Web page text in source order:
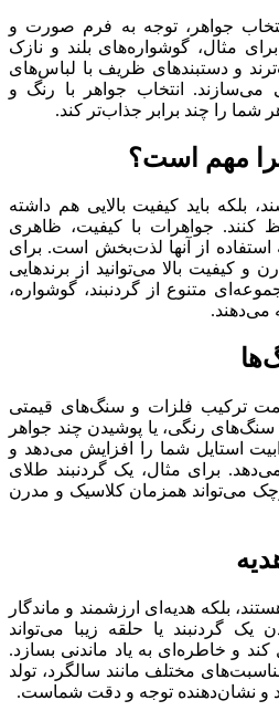
جواهر، توجه به فرم صورت و
مثال، گوشواره‌های بلند و نازک
و دستبندهای ظریف با لباس‌های
می‌سازند. انتخاب جواهر با رنگ و
را چند برابر جذاب‌تر کند.
مهم است؟
بلکه باید کیفیت بالایی هم داشته
کنند. جواهرات با کیفیت، ظاهری
استفاده از آنها لذت‌بخش است. برای
کیفیت بالا می‌توانید از برندهایی
متنوع از گردنبند، گوشواره،
می‌دهند.
ترکیب فلزات و سنگ‌های قیمتی
رنگی، یا پوشیدن چند جواهر
استایل شما را افزایش می‌دهد و
برای مثال، یک گردنبند طلای
می‌تواند همزمان کلاسیک و مدرن
بلکه هدیه‌ای ارزشمند و ماندگار
گردنبند یا حلقه زیبا می‌تواند
و خاطره‌ای به یاد ماندنی بسازد.
مختلف مانند سالگرد، تولد
و نشان‌دهنده توجه و دقت شماست.